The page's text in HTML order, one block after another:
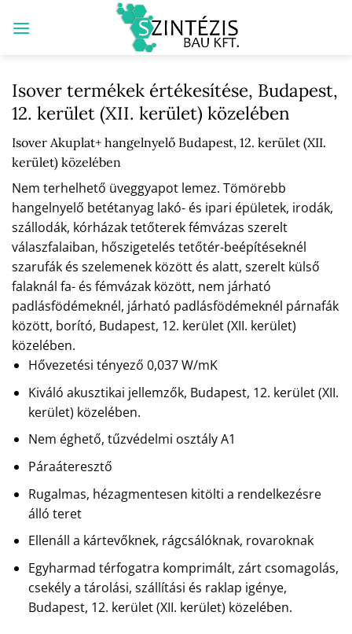
Isover termékek értékesítése, Budapest,
12. kerület (XII. kerület) közelében
Isover Akuplat+ hangelnyelő Budapest, 12. kerület (XII.
kerület) közelében
Nem terhelhető üveggyapot lemez. Tömörebb
hangelnyelő betétanyag lakó- és ipari épületek, irodák,
szállodák, kórházak tetőterek fémvázas szerelt
válaszfalaiban, hőszigetelés tetőtér-beépítéseknél
szarufák és szelemenek között és alatt, szerelt külső
falaknál fa- és fémvázak között, nem járható
padlásfödémeknél, járható padlásfödémeknél párnafák
között, borító, Budapest, 12. kerület (XII. kerület)
közelében.
Hővezetési tényező 0,037 W/mK
Kiváló akusztikai jellemzők, Budapest, 12. kerület (XII.
kerület) közelében.
Nem éghető, tűzvédelmi osztály A1
Páraáteresztő
Rugalmas, hézagmentesen kitölti a rendelkezésre
álló teret
Ellenáll a kártevőknek, rágcsálóknak, rovaroknak
Egyharmad térfogatra komprimált, zárt csomagolás,
csekély a tárolási, szállítási és raklap igénye,
Budapest, 12. kerület (XII. kerület) közelében.